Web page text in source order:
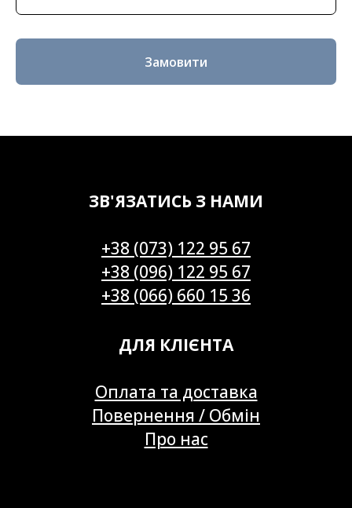
Замовити
ЗВ'ЯЗАТИСЬ З НАМИ
+38 (073) 122 95 67
+38 (096) 122 95 67
+38 (066) 660 15 36
ДЛЯ КЛІЄНТА
Оплата та доставка
Повернення / Обмін
Про нас